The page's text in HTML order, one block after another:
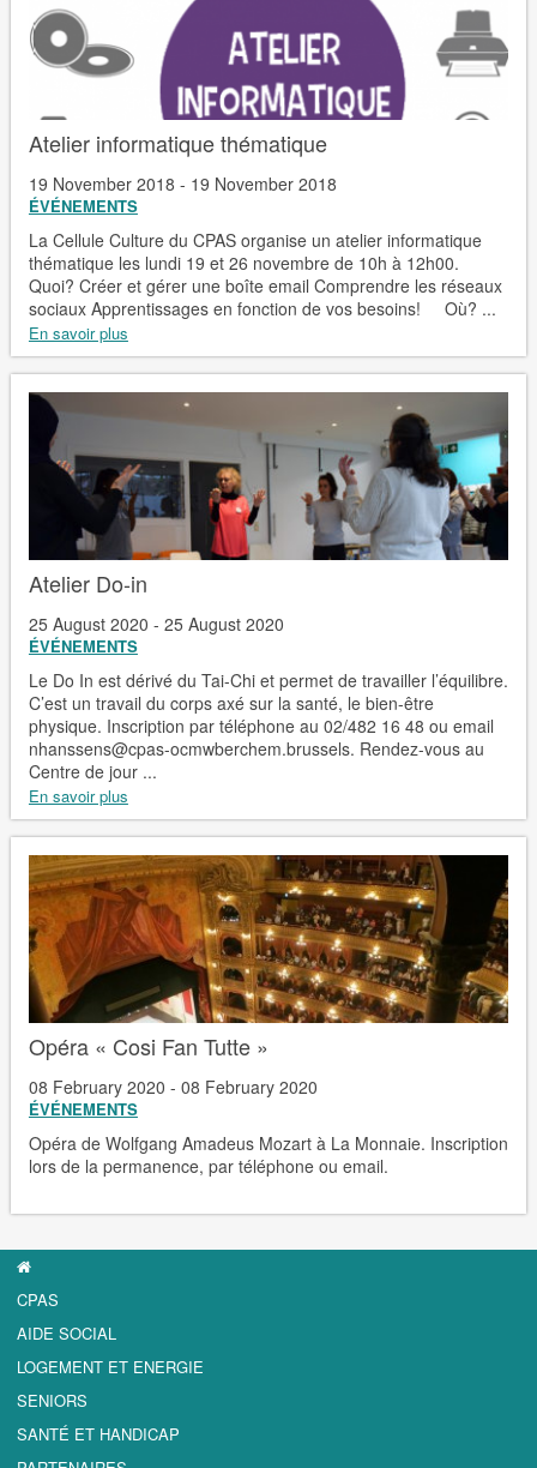
Atelier informatique thématique
19 November 2018 - 19 November 2018
ÉVÉNEMENTS
La Cellule Culture du CPAS organise un atelier informatique
thématique les lundi 19 et 26 novembre de 10h à 12h00.
Quoi? Créer et gérer une boîte email Comprendre les réseaux
sociaux Apprentissages en fonction de vos besoins! Où? ...
En savoir plus
Atelier Do-in
25 August 2020 - 25 August 2020
ÉVÉNEMENTS
Le Do In est dérivé du Tai-Chi et permet de travailler l’équilibre.
C’est un travail du corps axé sur la santé, le bien-être
physique. Inscription par téléphone au 02/482 16 48 ou email
nhanssens@cpas-ocmwberchem.brussels. Rendez-vous au
Centre de jour ...
En savoir plus
Opéra « Cosi Fan Tutte »
08 February 2020 - 08 February 2020
ÉVÉNEMENTS
Opéra de Wolfgang Amadeus Mozart à La Monnaie. Inscription
lors de la permanence, par téléphone ou email.
CPAS
AIDE SOCIAL
LOGEMENT ET ENERGIE
SENIORS
SANTÉ ET HANDICAP